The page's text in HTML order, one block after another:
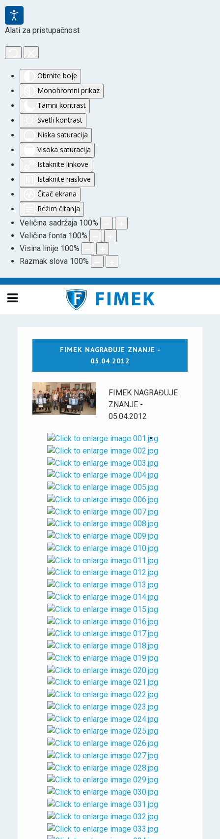
Alati za pristupačnost
Obrnite boje
Monohromni prikaz
Tamni kontrast
Svetli kontrast
Niska saturacija
Visoka saturacija
Istaknite linkove
Istaknite naslove
Čitač ekrana
Režim čitanja
Veličina sadržaja 100%
Veličina fonta 100%
Visina linije 100%
Razmak slova 100%
FIMEK NAGRAĐUJE ZNANJE -
05.04.2012
FIMEK NAGRAĐUJE
ZNANJE -
05.04.2012